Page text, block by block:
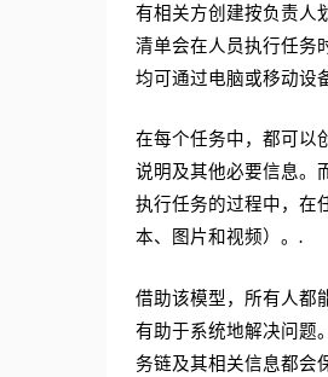
有相关方创建按负责人
清单会在人员执行任务
均可通过电脑或移动设
在每个任务中，都可以
说明及其他必要信息。
执行任务的过程中，在
本、图片和视频）。.
借助该模型，所有人都
有助于系统地解决问题
务链及其相关信息都会